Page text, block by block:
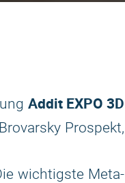
Addit EXPO 3D
Prospekt,
wichtigste Meta-